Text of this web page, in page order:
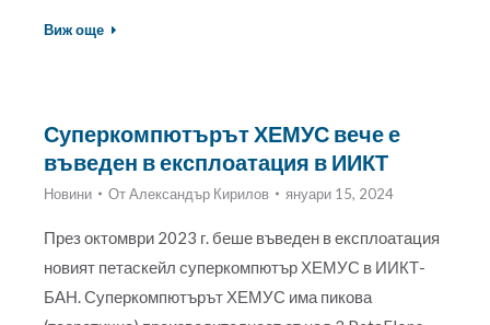
Виж още
Суперкомпютърът ХЕМУС вече е
въведен в експлоатация в ИИКТ
Новини ОтАлександър Кирилов януари 15, 2024
През октомври 2023 г. беше въведен в експлоатация
новият петаскейл суперкомпютър ХЕМУС в ИИКТ-
БАН. Суперкомпютърът ХЕМУС има пикова